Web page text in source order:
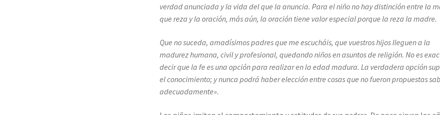
verdad anunciada y la vida del que la anuncia. Para el niño no hay distinción entre la
que reza y la oración, más aún, la oración tiene valor especial porque la reza la madre.
Que no suceda, amadísimos padres que me escucháis, que vuestros hijos lleguen a la
madurez humana, civil y profesional, quedando niños en asuntos de religión. No es
decir que la fe es una opción para realizar en la edad madura. La verdadera opción
el conocimiento; y nunca podrá haber elección entre cosas que no fueron propuestas
adecuadamente».